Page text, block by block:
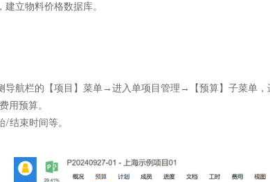
立物料价格数据库。
导航栏的【项目】菜单→进入单项目管理→【预算】子菜单，
用预算。
结束时间等。